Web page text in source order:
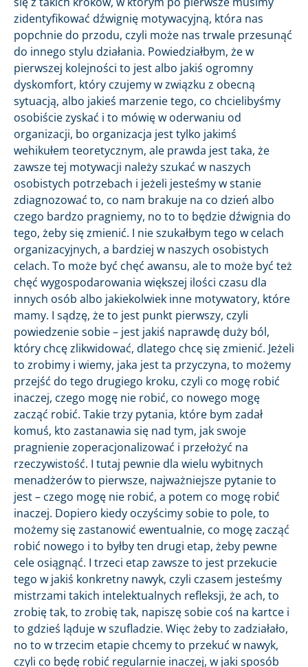
zidentyfikować dźwignię motywacyjną, która nas
popchnie do przodu, czyli może nas trwale przesunąć
do innego stylu działania. Powiedziałbym, że w
pierwszej kolejności to jest albo jakiś ogromny
dyskomfort, który czujemy w związku z obecną
sytuacją, albo jakieś marzenie tego, co chcielibyśmy
osobiście zyskać i to mówię w oderwaniu od
organizacji, bo organizacja jest tylko jakimś
wehikułem teoretycznym, ale prawda jest taka, że
zawsze tej motywacji należy szukać w naszych
osobistych potrzebach i jeżeli jesteśmy w stanie
zdiagnozować to, co nam brakuje na co dzień albo
czego bardzo pragniemy, no to to będzie dźwignia do
tego, żeby się zmienić. I nie szukałbym tego w celach
organizacyjnych, a bardziej w naszych osobistych
celach. To może być chęć awansu, ale to może być też
chęć wygospodarowania większej ilości czasu dla
innych osób albo jakiekolwiek inne motywatory, które
mamy. I sądzę, że to jest punkt pierwszy, czyli
powiedzenie sobie – jest jakiś naprawdę duży ból,
który chcę zlikwidować, dlatego chcę się zmienić. Jeżeli
to zrobimy i wiemy, jaka jest ta przyczyna, to możemy
przejść do tego drugiego kroku, czyli co mogę robić
inaczej, czego mogę nie robić, co nowego mogę
zacząć robić. Takie trzy pytania, które bym zadał
komuś, kto zastanawia się nad tym, jak swoje
pragnienie zoperacjonalizować i przełożyć na
rzeczywistość. I tutaj pewnie dla wielu wybitnych
menadżerów to pierwsze, najważniejsze pytanie to
jest – czego mogę nie robić, a potem co mogę robić
inaczej. Dopiero kiedy oczyścimy sobie to pole, to
możemy się zastanowić ewentualnie, co mogę zacząć
robić nowego i to byłby ten drugi etap, żeby pewne
cele osiągnąć. I trzeci etap zawsze to jest przekucie
tego w jakiś konkretny nawyk, czyli czasem jesteśmy
mistrzami takich intelektualnych refleksji, że ach, to
zrobię tak, to zrobię tak, napiszę sobie coś na kartce i
to gdzieś ląduje w szufladzie. Więc żeby to zadziałało,
no to w trzecim etapie chcemy to przekuć w nawyk,
czyli co będę robić regularnie inaczej, w jaki sposób